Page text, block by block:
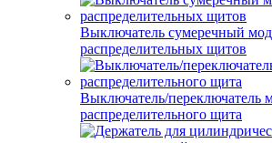
Выключатель сумеречный
распределительных щитов
Выключатель/переключатель
распределительного щита